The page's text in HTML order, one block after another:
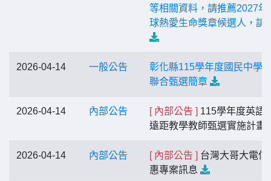
等相關資料，請推薦2027年
球熱愛生命獎章候選人，請
2026-04-14 一般公告
彰化縣115學年度國民中學
聯合甄選簡章
2026-04-14 內部公告 [ 內部公告 ] 115學年度英語
遠距教學教師甄選實施計畫
2026-04-14 內部公告 [ 內部公告 ] 台灣大哥大電信
惠專案訊息